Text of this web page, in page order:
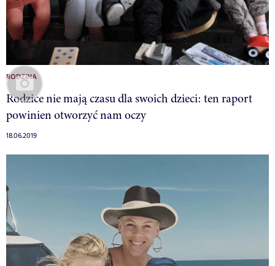
RODZINA
Rodzice nie mają czasu dla swoich dzieci: ten raport
powinien otworzyć nam oczy
18.06.2019